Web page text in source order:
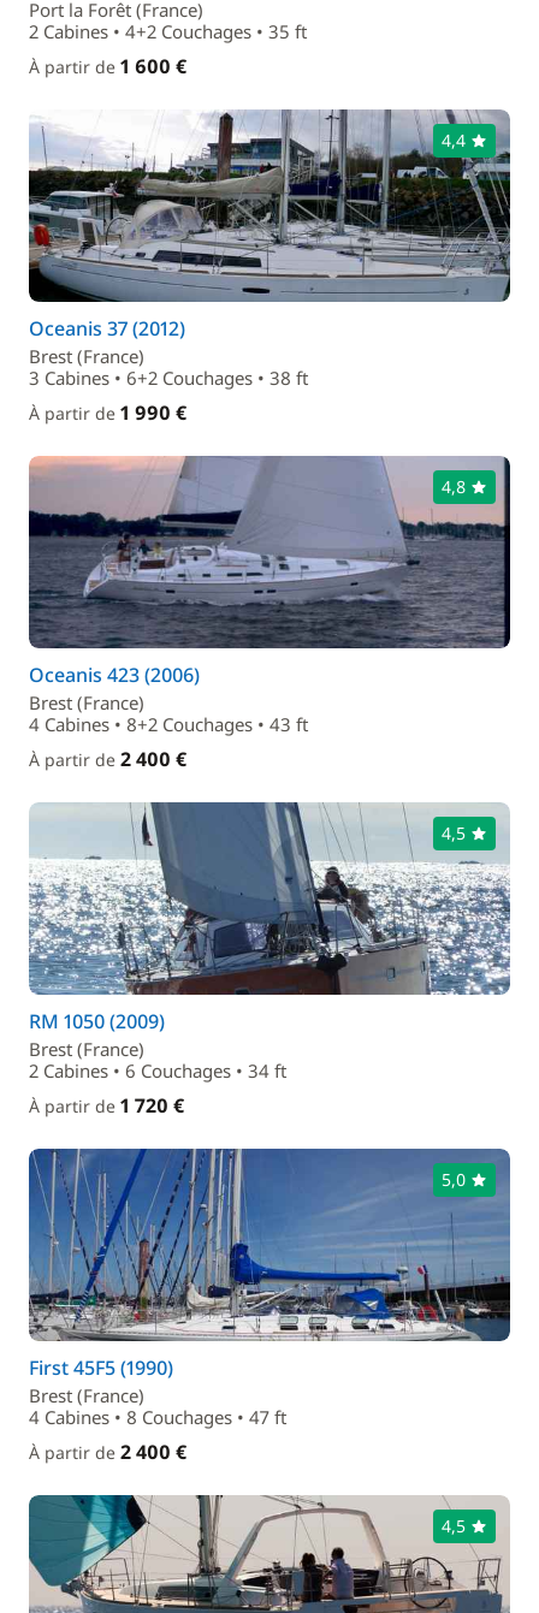
Port la Forêt (France)
2 Cabines • 4+2 Couchages • 35 ft
À partir de 1 600 €
4,4
Oceanis 37 (2012)
Brest (France)
3 Cabines • 6+2 Couchages • 38 ft
À partir de 1 990 €
4,8
Oceanis 423 (2006)
Brest (France)
4 Cabines • 8+2 Couchages • 43 ft
À partir de 2 400 €
4,5
RM 1050 (2009)
Brest (France)
2 Cabines • 6 Couchages • 34 ft
À partir de 1 720 €
5,0
First 45F5 (1990)
Brest (France)
4 Cabines • 8 Couchages • 47 ft
À partir de 2 400 €
4,5